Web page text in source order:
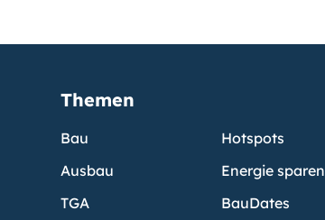
Themen
Bau
Ausbau
TGA
Hotspots
Energie sparen
BauDates